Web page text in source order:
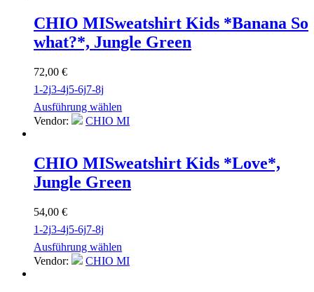
CHIO MISweatshirt Kids *Banana So
what?*, Jungle Green
72,00 €
1-2j3-4j5-6j7-8j
Ausführung wählen
Vendor:
CHIO MI
CHIO MISweatshirt Kids *Love*,
Jungle Green
54,00 €
1-2j3-4j5-6j7-8j
Ausführung wählen
Vendor:
CHIO MI